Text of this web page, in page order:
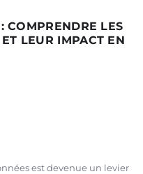
COMPRENDRE LES
LEUR IMPACT EN
est devenue un levier